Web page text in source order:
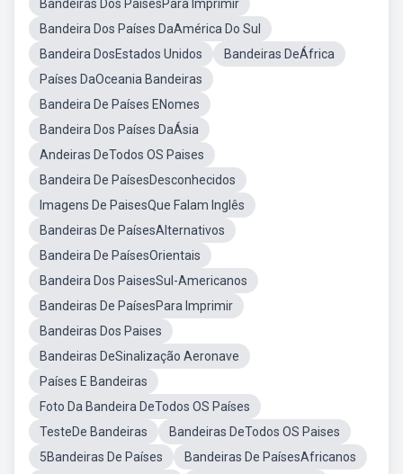
Bandeiras Dos PaísesPara Imprimir
Bandeira Dos Países DaAmérica Do Sul
Bandeira DosEstados Unidos
Bandeiras DeÁfrica
Países DaOceania Bandeiras
Bandeira De Países ENomes
Bandeira Dos Países DaÁsia
Andeiras DeTodos OS Paises
Bandeira De PaísesDesconhecidos
Imagens De PaisesQue Falam Inglês
Bandeiras De PaísesAlternativos
Bandeira De PaísesOrientais
Bandeira Dos PaisesSul-Americanos
Bandeiras De PaísesPara Imprimir
Bandeiras Dos Paises
Bandeiras DeSinalização Aeronave
Países E Bandeiras
Foto Da Bandeira DeTodos OS Países
TesteDe Bandeiras
Bandeiras DeTodos OS Paises
5Bandeiras De Países
Bandeiras De PaísesAfricanos